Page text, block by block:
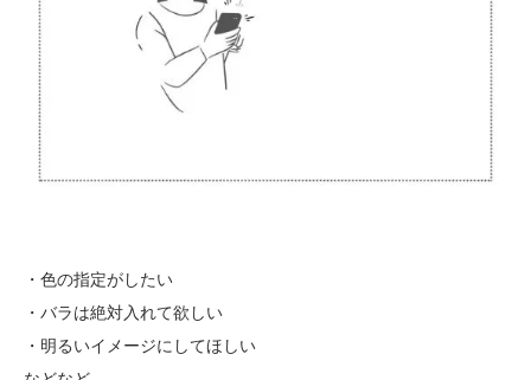
・色の指定がしたい
・バラは絶対入れて欲しい
・明るいイメージにしてほしい